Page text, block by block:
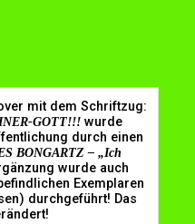
mit dem Schriftzug:
GOTT!!! wurde
durch einen
BONGARTZ – „Ich
wurde auch
Exemplaren
durchgeführt! Das